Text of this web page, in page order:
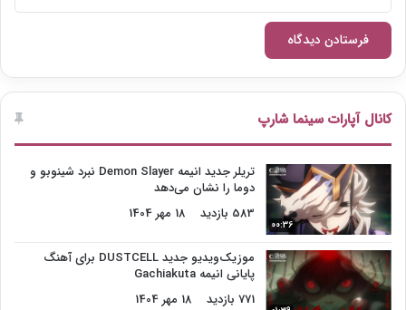
کانال آپارات سینما شارپ
00:36
تریلر جدید انیمه Demon Slayer نبرد شینوبو و
دوما را نشان می‌دهد
583 بازدید
18 مهر 1404
موزیک‌ویدیو جدید DUSTCELL برای آهنگ
پایانی انیمه Gachiakuta
771 بازدید
18 مهر 1404